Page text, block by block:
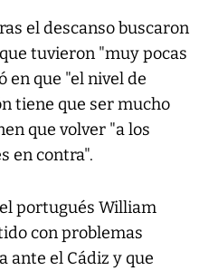
el descanso buscaron
tuvieron "muy pocas
en que "el nivel de
tiene que ser mucho
que volver "a los
en contra".
portugués William
con problemas
ante el Cádiz y que